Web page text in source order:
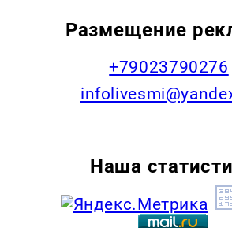
Размещение
+79023790276
Наша